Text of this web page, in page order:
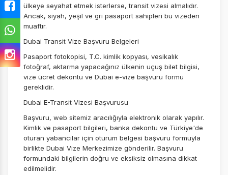
ÇEREZ KULLANIM AYARLARINIZ
Çerez tercihlerinizi
vegizlilik koşullarınıinceleyebilirsiniz.
Zorunlu Çerezler HER ZAMAN AKTIF
Oturum yönetimi, güvenlik ve temel site işlevleri için
ülkeye seyahat etmek isterlerse, transit vizesi almalıdır.
Ancak, siyah, yeşil ve gri pasaport sahipleri bu vizeden
muaftır.
Dubai Transit Vize Başvuru Belgeleri
Pasaport fotokopisi, T.C. kimlik kopyası, vesikalık
fotoğraf, aktarma yapacağınız ülkenin uçuş bilet bilgisi,
vize ücret dekontu ve Dubai e-vize başvuru formu
gereklidir.
Dubai E-Transit Vizesi Başvurusu
Başvuru, web sitemiz aracılığıyla elektronik olarak yapılır.
Kimlik ve pasaport bilgileri, banka dekontu ve Türkiye'de
oturan yabancılar için oturum belgesi başvuru formuyla
birlikte Dubai Vize Merkezimize gönderilir. Başvuru
formundaki bilgilerin doğru ve eksiksiz olmasına dikkat
edilmelidir.